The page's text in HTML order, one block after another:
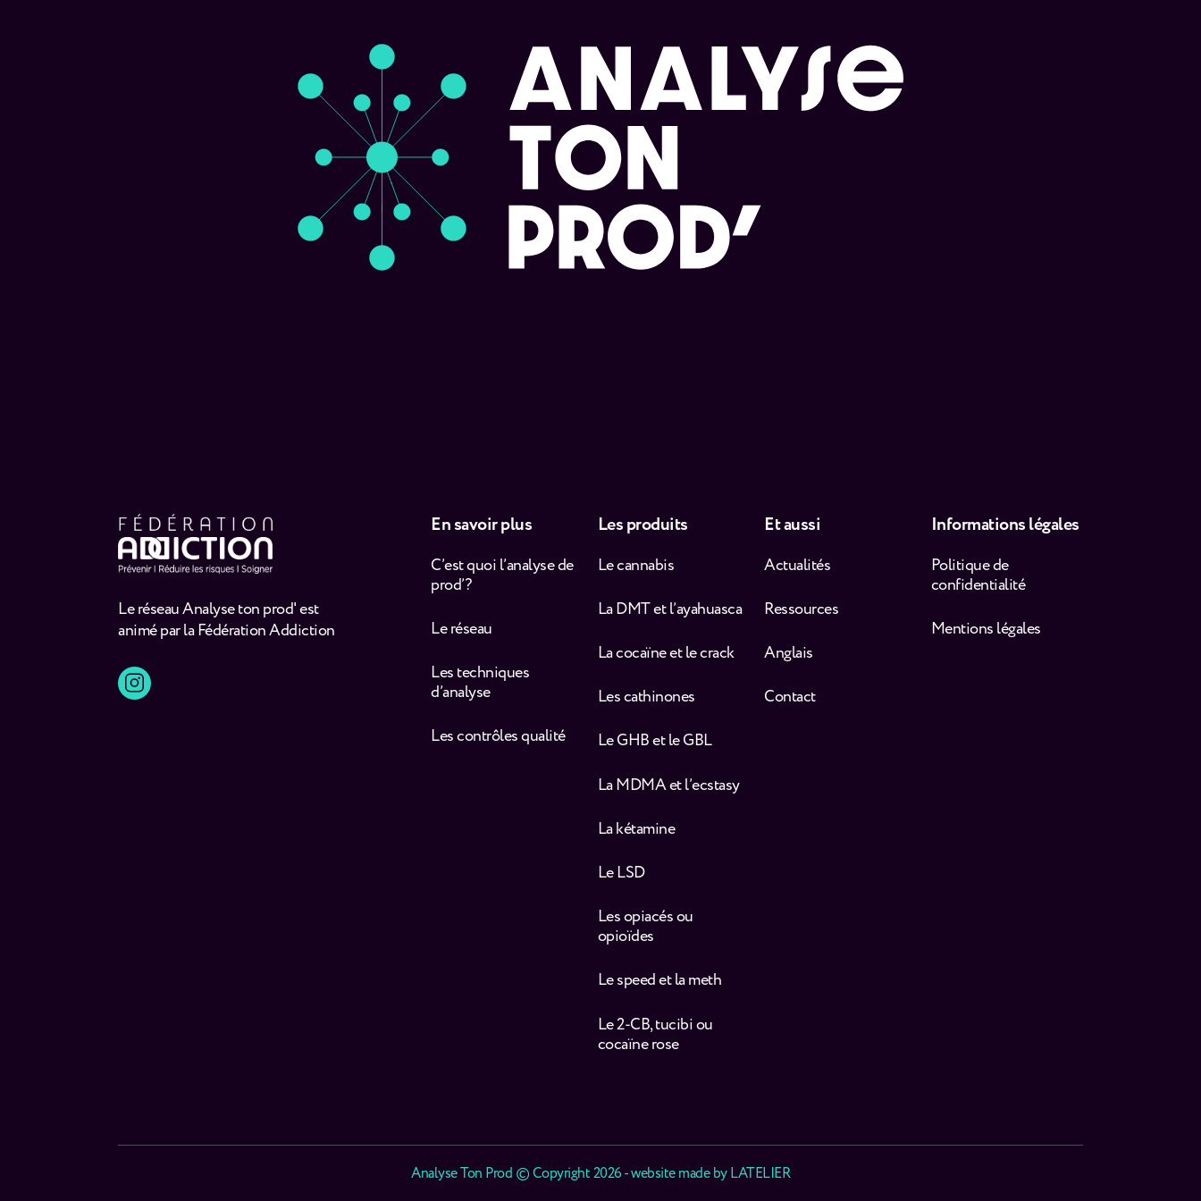
Le réseau Analyse ton prod' est
animé par la Fédération Addiction
En savoir plus
C’est quoi l’analyse de
prod’ ?
Le réseau
Les techniques
d’analyse
Les contrôles qualité
Les produits
Le cannabis
La DMT et l’ayahuasca
La cocaïne et le crack
Les cathinones
Le GHB et le GBL
La MDMA et l’ecstasy
La kétamine
Le LSD
Les opiacés ou
opioïdes
Le speed et la meth
Le 2-CB, tucibi ou
cocaïne rose
Et aussi
Actualités
Ressources
Anglais
Contact
Informations légales
Politique de
confidentialité
Mentions légales
Analyse Ton Prod © Copyright 2026 - website made byLATELIER